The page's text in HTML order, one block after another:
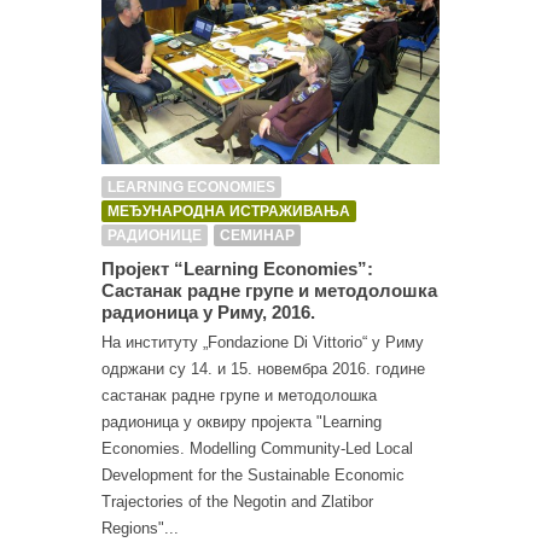
LEARNING ECONOMIES
МЕЂУНАРОДНА ИСТРАЖИВАЊА
РАДИОНИЦЕ
СЕМИНАР
Пројект “Learning Economies”:
Састанак радне групе и методолошка
радионица у Риму, 2016.
На институту „Fondazione Di Vittorio“ у Риму
одржани су 14. и 15. новембра 2016. године
састанак радне групе и методолошка
радионица у оквиру пројекта "Learning
Economies. Modelling Community-Led Local
Development for the Sustainable Economic
Trajectories оf the Negotin аnd Zlatibor
Regions"...